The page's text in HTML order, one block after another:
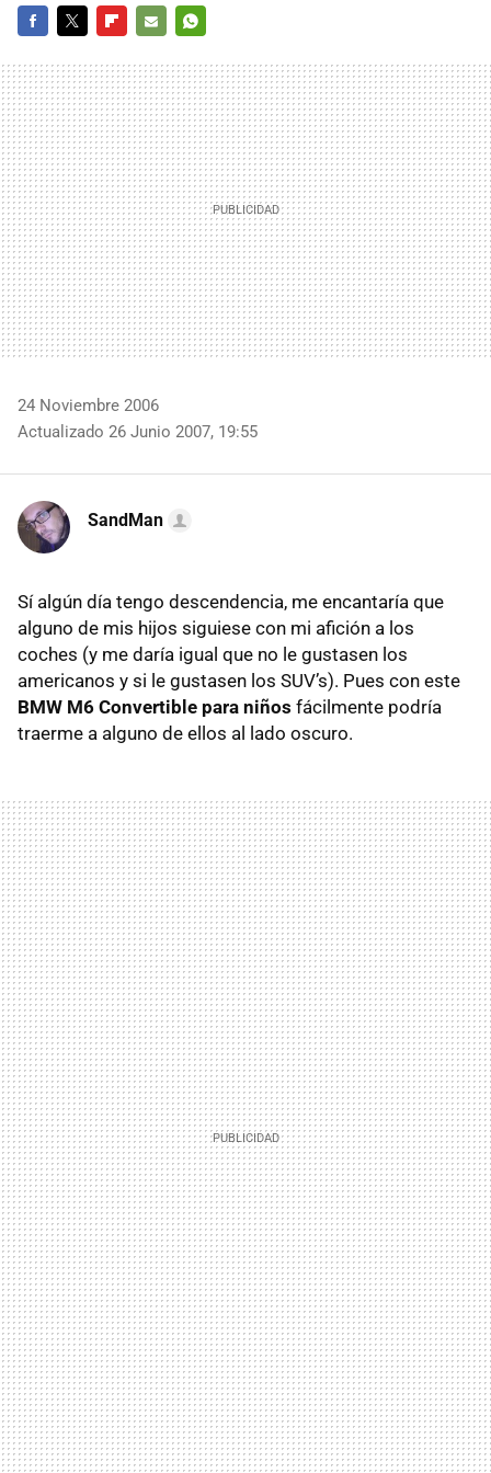
MAIL
24 Noviembre 2006
Actualizado 26 Junio 2007, 19:55
SandMan
Sí algún día tengo descendencia, me encantaría que
alguno de mis hijos siguiese con mi afición a los
coches (y me daría igual que no le gustasen los
americanos y si le gustasen los SUV’s). Pues con este
BMW M6 Convertible para niños fácilmente podría
traerme a alguno de ellos al lado oscuro.